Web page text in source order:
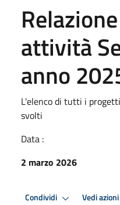
attività
anno
L'elenco di tutti i
svolti
Data :
2 marzo 2026
Condividi Vedi azioni